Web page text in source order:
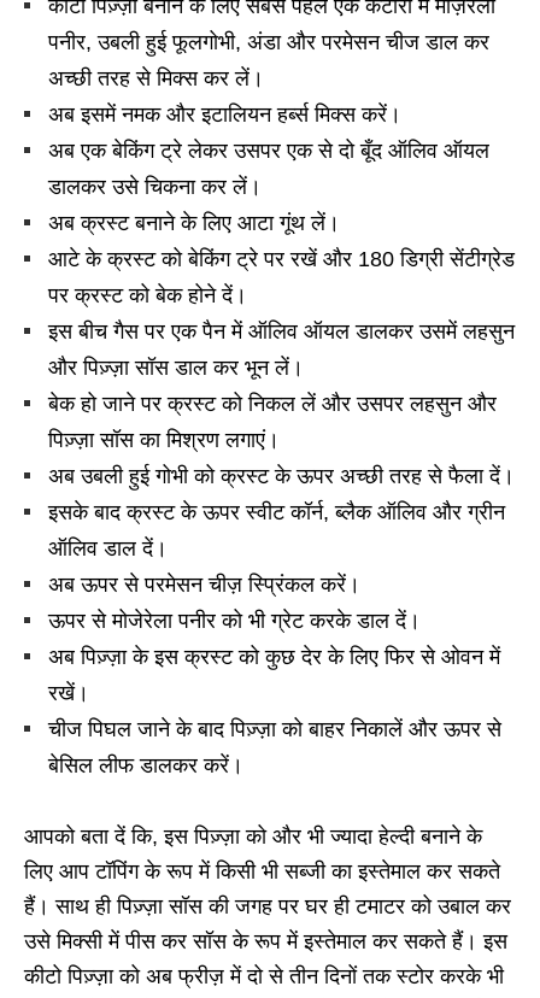
कीटो पिज़्ज़ा बनाने के लिए सबसे पहले एक कटोरी में मोज़ेरेला
पनीर, उबली हुई फूलगोभी, अंडा और परमेसन चीज डाल कर
अच्छी तरह से मिक्स कर लें।
अब इसमें नमक और इटालियन हर्ब्स मिक्स करें।
अब एक बेकिंग ट्रे लेकर उसपर एक से दो बूँद ऑलिव ऑयल
डालकर उसे चिकना कर लें।
अब क्रस्ट बनाने के लिए आटा गूंथ लें।
आटे के क्रस्ट को बेकिंग ट्रे पर रखें और 180 डिग्री सेंटीग्रेड
पर क्रस्ट को बेक होने दें।
इस बीच गैस पर एक पैन में ऑलिव ऑयल डालकर उसमें लहसुन
और पिज़्ज़ा सॉस डाल कर भून लें।
बेक हो जाने पर क्रस्ट को निकल लें और उसपर लहसुन और
पिज़्ज़ा सॉस का मिश्रण लगाएं।
अब उबली हुई गोभी को क्रस्ट के ऊपर अच्छी तरह से फैला दें।
इसके बाद क्रस्ट के ऊपर स्वीट कॉर्न, ब्लैक ऑलिव और ग्रीन
ऑलिव डाल दें।
अब ऊपर से परमेसन चीज़ स्प्रिंकल करें।
ऊपर से मोजेरेला पनीर को भी ग्रेट करके डाल दें।
अब पिज़्ज़ा के इस क्रस्ट को कुछ देर के लिए फिर से ओवन में
रखें।
चीज पिघल जाने के बाद पिज़्ज़ा को बाहर निकालें और ऊपर से
बेसिल लीफ डालकर करें।
आपको बता दें कि, इस पिज़्ज़ा को और भी ज्यादा हेल्दी बनाने के
लिए आप टॉपिंग के रूप में किसी भी सब्जी का इस्तेमाल कर सकते
हैं। साथ ही पिज़्ज़ा सॉस की जगह पर घर ही टमाटर को उबाल कर
उसे मिक्सी में पीस कर सॉस के रूप में इस्तेमाल कर सकते हैं। इस
कीटो पिज़्ज़ा को अब फ्रीज़ में दो से तीन दिनों तक स्टोर करके भी